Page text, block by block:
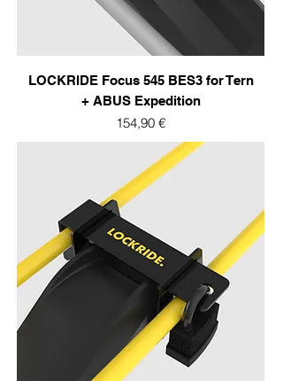
LOCKRIDE Focus 545 BES3 for Tern
+ ABUS Expedition
Prix
154,90 €